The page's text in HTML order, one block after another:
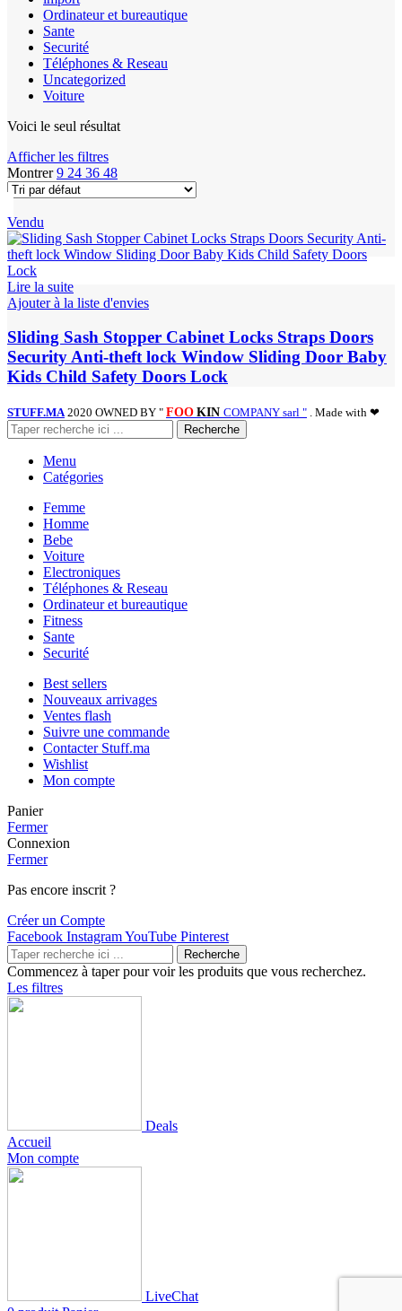
Ordinateur et bureautique
Sante
Securité
Téléphones & Reseau
Uncategorized
Voiture
Voici le seul résultat
Afficher les filtres
Montrer9 24 36 48
Vendu
Lire la suite
Ajouter à la liste d'envies
Sliding Sash Stopper Cabinet Locks Straps Doors
Security Anti-theft lock Window Sliding Door Baby
Kids Child Safety Doors Lock
STUFF.MA 2020 OWNED BY " FOO KIN COMPANY sarl " . Made with ❤
Recherche
Menu
Catégories
Femme
Homme
Bebe
Voiture
Electroniques
Téléphones & Reseau
Ordinateur et bureautique
Fitness
Sante
Securité
Best sellers
Nouveaux arrivages
Ventes flash
Suivre une commande
Contacter Stuff.ma
Wishlist
Mon compte
Panier
Fermer
Connexion
Fermer
Pas encore inscrit ?
Créer un Compte
Facebook InstagramYouTube Pinterest
Recherche
Commencez à taper pour voir les produits que vous recherchez.
Les filtres
Deals
Accueil
Mon compte
LiveChat